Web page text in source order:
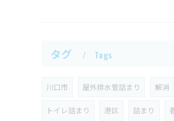
タグ Tags
川口市 屋外排水管詰まり 解消
トイレ詰まり 港区 詰まり